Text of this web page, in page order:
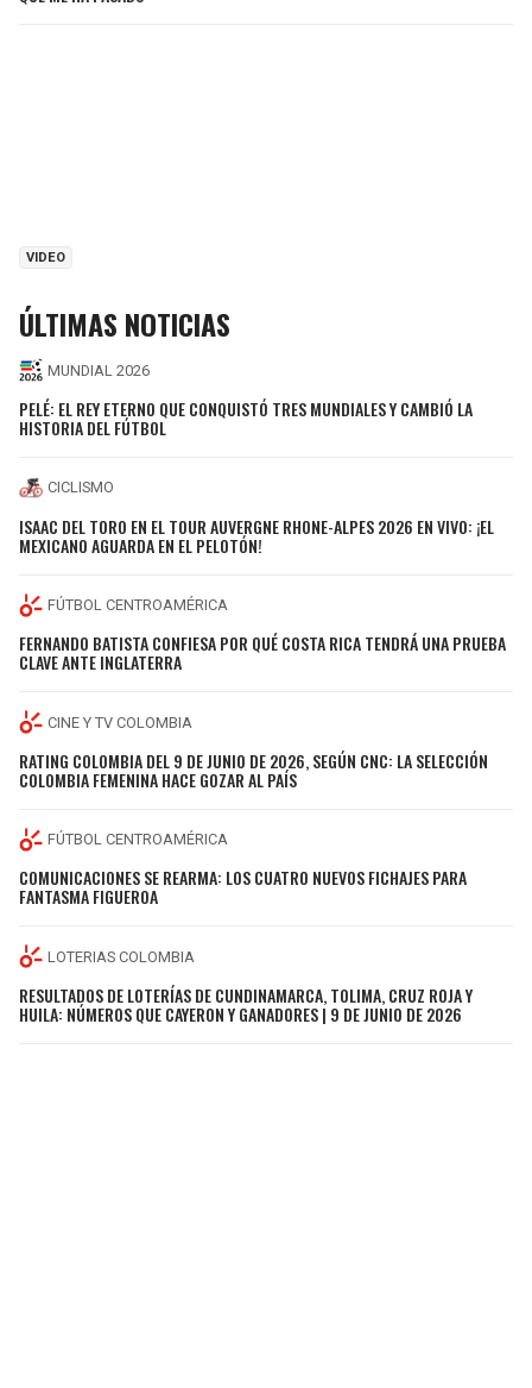
VIDEO
ÚLTIMAS NOTICIAS
MUNDIAL 2026
PELÉ: EL REY ETERNO QUE CONQUISTÓ TRES MUNDIALES Y CAMBIÓ LA
HISTORIA DEL FÚTBOL
CICLISMO
ISAAC DEL TORO EN EL TOUR AUVERGNE RHONE-ALPES 2026 EN VIVO: ¡EL
MEXICANO AGUARDA EN EL PELOTÓN!
FÚTBOL CENTROAMÉRICA
FERNANDO BATISTA CONFIESA POR QUÉ COSTA RICA TENDRÁ UNA PRUEBA
CLAVE ANTE INGLATERRA
CINE Y TV COLOMBIA
RATING COLOMBIA DEL 9 DE JUNIO DE 2026, SEGÚN CNC: LA SELECCIÓN
COLOMBIA FEMENINA HACE GOZAR AL PAÍS
FÚTBOL CENTROAMÉRICA
COMUNICACIONES SE REARMA: LOS CUATRO NUEVOS FICHAJES PARA
FANTASMA FIGUEROA
LOTERIAS COLOMBIA
RESULTADOS DE LOTERÍAS DE CUNDINAMARCA, TOLIMA, CRUZ ROJA Y
HUILA: NÚMEROS QUE CAYERON Y GANADORES | 9 DE JUNIO DE 2026